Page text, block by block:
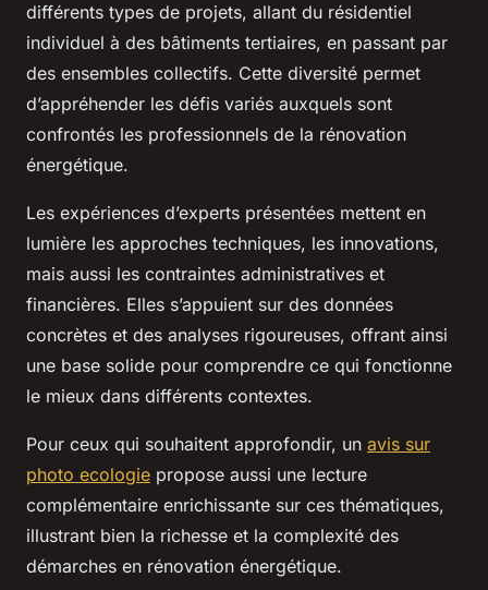
différents types de projets, allant du résidentiel
individuel à des bâtiments tertiaires, en passant par
des ensembles collectifs. Cette diversité permet
d’appréhender les défis variés auxquels sont
confrontés les professionnels de la rénovation
énergétique.
Les expériences d’experts présentées mettent en
lumière les approches techniques, les innovations,
mais aussi les contraintes administratives et
financières. Elles s’appuient sur des données
concrètes et des analyses rigoureuses, offrant ainsi
une base solide pour comprendre ce qui fonctionne
le mieux dans différents contextes.
Pour ceux qui souhaitent approfondir, un avis sur
photo ecologie propose aussi une lecture
complémentaire enrichissante sur ces thématiques,
illustrant bien la richesse et la complexité des
démarches en rénovation énergétique.